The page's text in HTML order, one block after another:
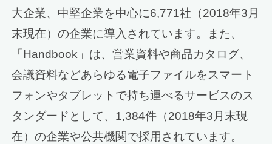
大企業、中堅企業を中心に6,771社（2018年3月
末現在）の企業に導入されています。また、
「Handbook」は、営業資料や商品カタログ、
会議資料などあらゆる電子ファイルをスマート
フォンやタブレットで持ち運べるサービスのス
タンダードとして、1,384件（2018年3月末現
在）の企業や公共機関で採用されています。